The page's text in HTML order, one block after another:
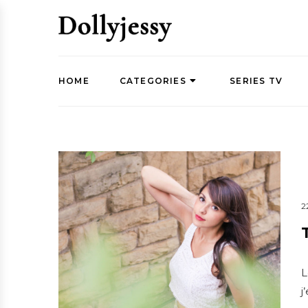
HOME CATEGORIES SERIES TV